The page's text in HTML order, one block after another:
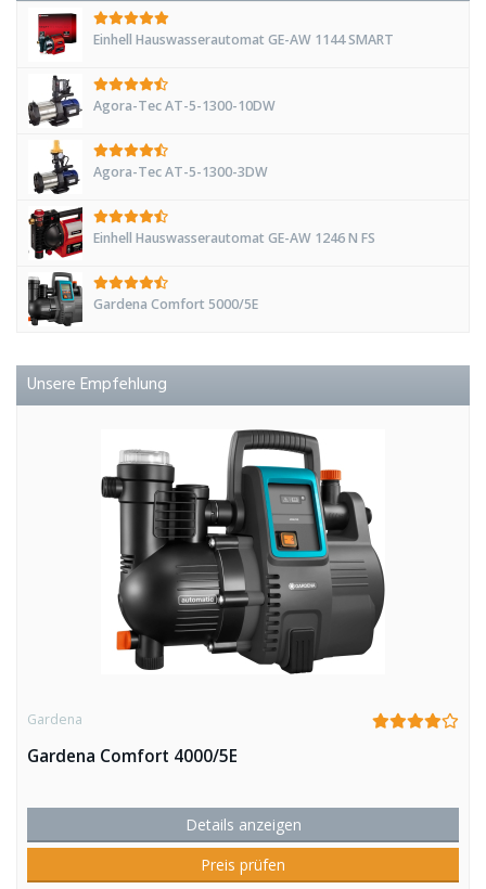
Einhell Hauswasserautomat GE-AW 1144 SMART
Agora-Tec AT-5-1300-10DW
Agora-Tec AT-5-1300-3DW
Einhell Hauswasserautomat GE-AW 1246 N FS
Gardena Comfort 5000/5E
Unsere Empfehlung
Gardena
Gardena Comfort 4000/5E
Details anzeigen
Preis prüfen